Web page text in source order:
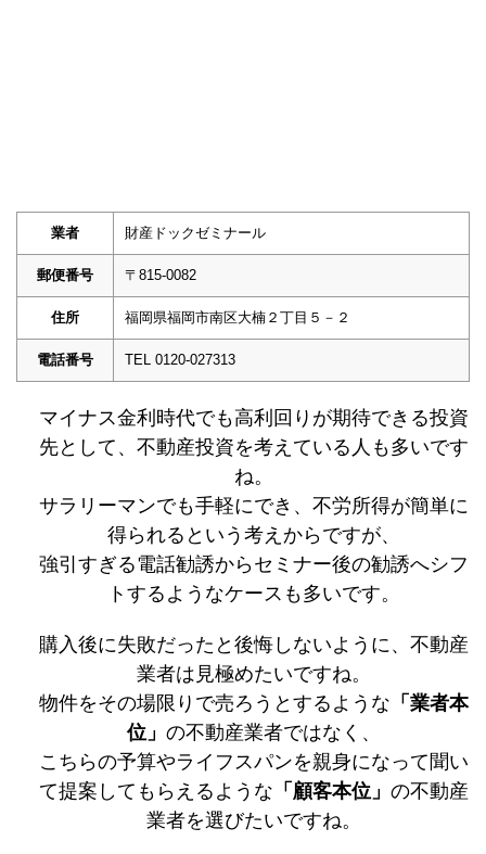
業者 財産ドックゼミナール
郵便番号 〒815-0082
住所 福岡県福岡市南区大楠２丁目５－２
電話番号 TEL 0120-027313
マイナス金利時代でも高利回りが期待できる投資
先として、不動産投資を考えている人も多いです
ね。
サラリーマンでも手軽にでき、不労所得が簡単に
得られるという考えからですが、
強引すぎる電話勧誘からセミナー後の勧誘へシフ
トするようなケースも多いです。
購入後に失敗だったと後悔しないように、不動産
業者は見極めたいですね。
物件をその場限りで売ろうとするような 「業者本
位」 の不動産業者ではなく、
こちらの予算やライフスパンを親身になって聞い
て提案してもらえるような 「顧客本位」 の不動産
業者を選びたいですね。